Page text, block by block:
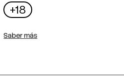
+18
Saber más